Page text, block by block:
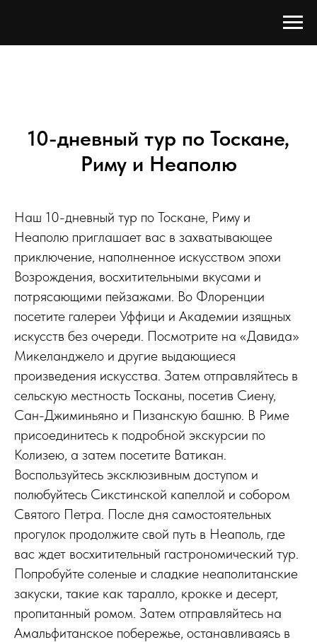
10-дневный тур по Тоскане,
Риму и Неаполю
Наш 10-дневный тур по Тоскане, Риму и
Неаполю приглашает вас в захватывающее
приключение, наполненное искусством эпохи
Возрождения, восхитительными вкусами и
потрясающими пейзажами. Во Флоренции
посетите галереи Уффици и Академии изящных
искусств без очереди. Посмотрите на «Давида»
Микеланджело и другие выдающиеся
произведения искусства. Затем отправляйтесь в
сельскую местность Тосканы, посетив Сиену,
Сан-Джиминьяно и Пизанскую башню. В Риме
присоединитесь к подробной экскурсии по
Колизею, а затем посетите Ватикан.
Воспользуйтесь эксклюзивным доступом и
полюбуйтесь Сикстинской капеллой и собором
Святого Петра. После дня самостоятельных
прогулок продолжите свой путь в Неаполь, где
вас ждет восхитительный гастрономический тур.
Попробуйте соленые и сладкие неаполитанские
закуски, такие как таралло, крокке и десерт,
пропитанный ромом. Затем отправляйтесь на
Амальфитанское побережье, останавливаясь в